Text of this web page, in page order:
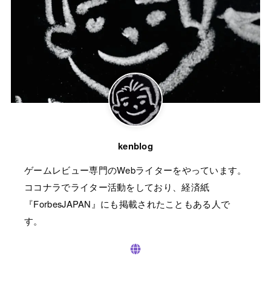
kenblog
ゲームレビュー専門のWebライターをやっています。
ココナラでライター活動をしており、経済紙
『ForbesJAPAN』にも掲載されたこともある人で
す。